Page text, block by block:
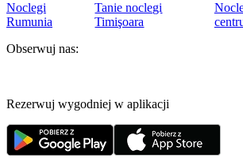
Noclegi
Rumunia
Tanie noclegi
Timişoara
Obserwuj nas:
Rezerwuj wygodniej w aplikacji